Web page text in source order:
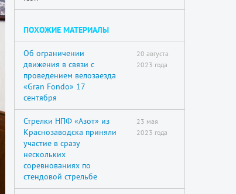
ПОХОЖИЕ МАТЕРИАЛЫ
Об ограничении
движения в связи с
проведением велозаезда
«Gran Fondo» 17
сентября
20 августа
2023 года
Стрелки НПФ «Азот» из
Краснозаводска приняли
участие в сразу
нескольких
соревнованиях по
стендовой стрельбе
23 мая
2023 года